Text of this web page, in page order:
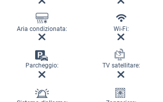
Aria condizionata:
Parcheggio:
Wi-Fi:
TV satellitare: